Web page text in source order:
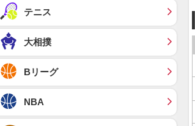
テニス
大相撲
Bリーグ
NBA